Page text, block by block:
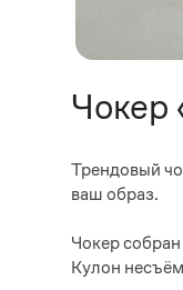
Чокер
Трендовый
ваш образ.⠀
Чокер
Кулон